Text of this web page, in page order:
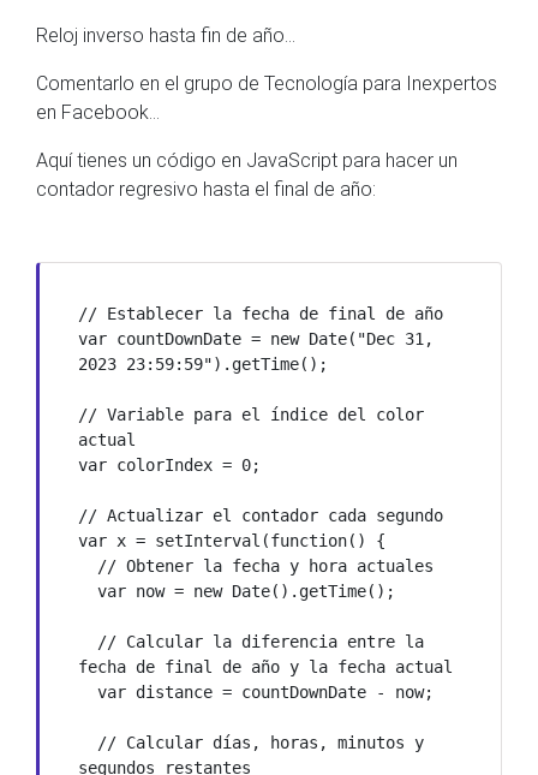
Reloj inverso hasta fin de año...
Comentarlo en el grupo de Tecnología para Inexpertos
en Facebook...
Aquí tienes un código en JavaScript para hacer un
contador regresivo hasta el final de año:
// Establecer la fecha de final de año
var countDownDate = new Date("Dec 31,
2023 23:59:59").getTime();
// Variable para el índice del color
actual
var colorIndex = 0;
// Actualizar el contador cada segundo
var x = setInterval(function() {
fecha de final de año y la fecha actual
segundos restantes